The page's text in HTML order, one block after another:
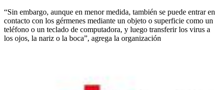
“Sin embargo, aunque en menor medida, también se puede entrar en
contacto con los gérmenes mediante un objeto o superficie como un
teléfono o un teclado de computadora, y luego transferir los virus a
los ojos, la nariz o la boca”, agrega la organización